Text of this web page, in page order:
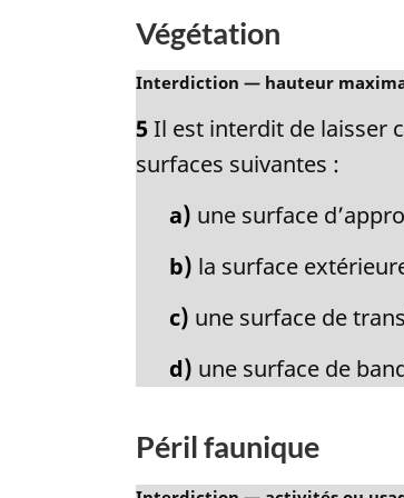
Végétation
N
t
e
e
Interdiction — hauteur
5Il est interdit de laisser
surfaces suivantes :
a) une surface
b) la surface
c) une surface de
d) une surface de
Péril faunique